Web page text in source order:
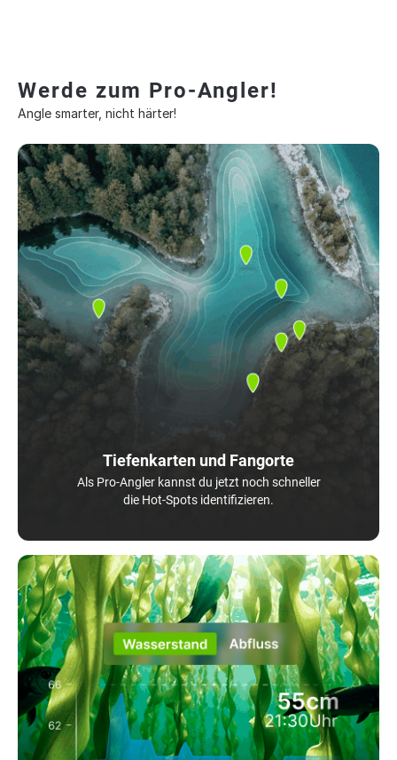
Werde zum Pro-Angler!
Angle smarter, nicht härter!
Tiefenkarten und Fangorte
Als Pro-Angler kannst du jetzt noch schneller
die Hot-Spots identifizieren.